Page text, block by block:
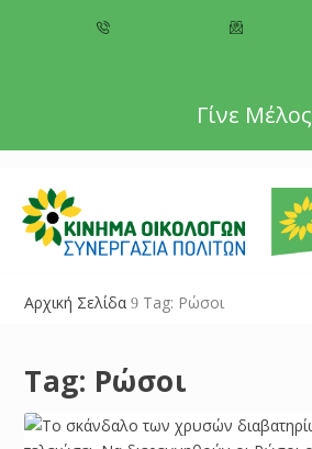
Γίνε Μέλος
Αρχική Σελίδα 9 Tag: Ρώσοι
Tag: Ρώσοι